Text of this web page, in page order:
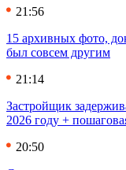
21:56
15 архивных фото,
был совсем другим
21:14
Застройщик
2026 году +
20:50